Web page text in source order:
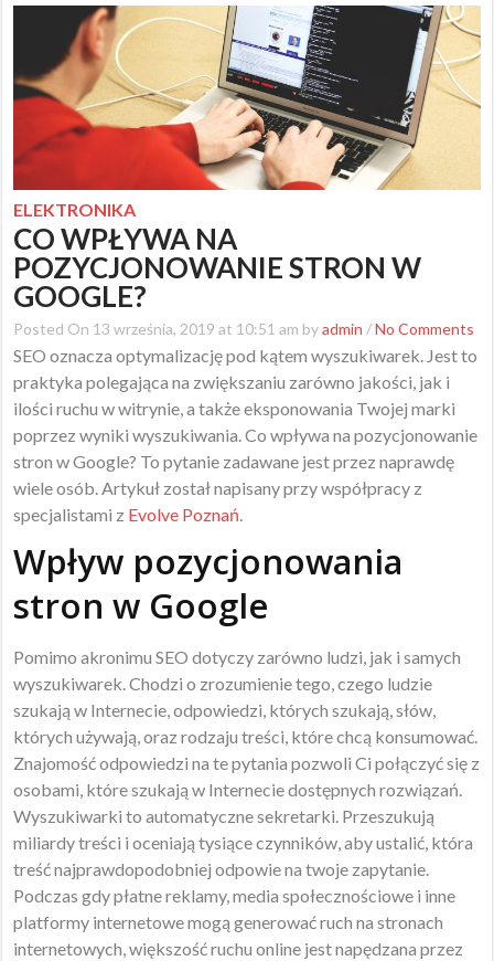
ELEKTRONIKA
CO WPŁYWA NA
POZYCJONOWANIE STRON W
GOOGLE?
Posted On 13 września, 2019 at 10:51 am byadmin /No Comments
SEO oznacza optymalizację pod kątem wyszukiwarek. Jest to
praktyka polegająca na zwiększaniu zarówno jakości, jak i
ilości ruchu w witrynie, a także eksponowania Twojej marki
poprzez wyniki wyszukiwania. Co wpływa na pozycjonowanie
stron w Google? To pytanie zadawane jest przez naprawdę
wiele osób. Artykuł został napisany przy współpracy z
specjalistami z Evolve Poznań.
Wpływ pozycjonowania
stron w Google
Pomimo akronimu SEO dotyczy zarówno ludzi, jak i samych
wyszukiwarek. Chodzi o zrozumienie tego, czego ludzie
szukają w Internecie, odpowiedzi, których szukają, słów,
których używają, oraz rodzaju treści, które chcą konsumować.
Znajomość odpowiedzi na te pytania pozwoli Ci połączyć się z
osobami, które szukają w Internecie dostępnych rozwiązań.
Wyszukiwarki to automatyczne sekretarki. Przeszukują
miliardy treści i oceniają tysiące czynników, aby ustalić, która
treść najprawdopodobniej odpowie na twoje zapytanie.
Podczas gdy płatne reklamy, media społecznościowe i inne
platformy internetowe mogą generować ruch na stronach
internetowych, większość ruchu online jest napędzana przez